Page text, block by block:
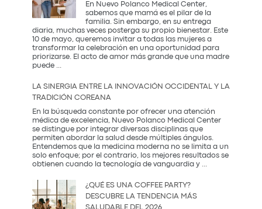
En Nuevo Polanco Medical Center,
sabemos que mamá es el pilar de la
familia. Sin embargo, en su entrega
diaria, muchas veces posterga su propio bienestar. Este
10 de mayo, queremos invitar a todas las mujeres a
transformar la celebración en una oportunidad para
priorizarse. El acto de amor más grande que una madre
puede ...
que
Realmente
Necesita:
Salud
y
Prevención
LA SINERGIA ENTRE LA INNOVACIÓN OCCIDENTAL Y LA
TRADICIÓN COREANA
En la búsqueda constante por ofrecer una atención
médica de excelencia, Nuevo Polanco Medical Center
se distingue por integrar diversas disciplinas que
permiten abordar la salud desde múltiples ángulos.
Entendemos que la medicina moderna no se limita a un
solo enfoque; por el contrario, los mejores resultados se
obtienen cuando la tecnología de vanguardia y
¿QUÉ ES UNA COFFEE PARTY?
DESCUBRE LA TENDENCIA MÁS
SALUDABLE DEL 2026